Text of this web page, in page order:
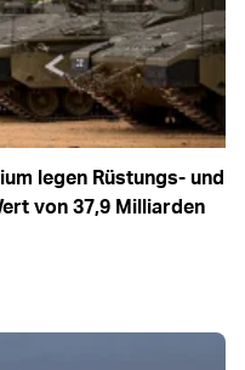
legen Rüstungs- und
von 37,9 Milliarden